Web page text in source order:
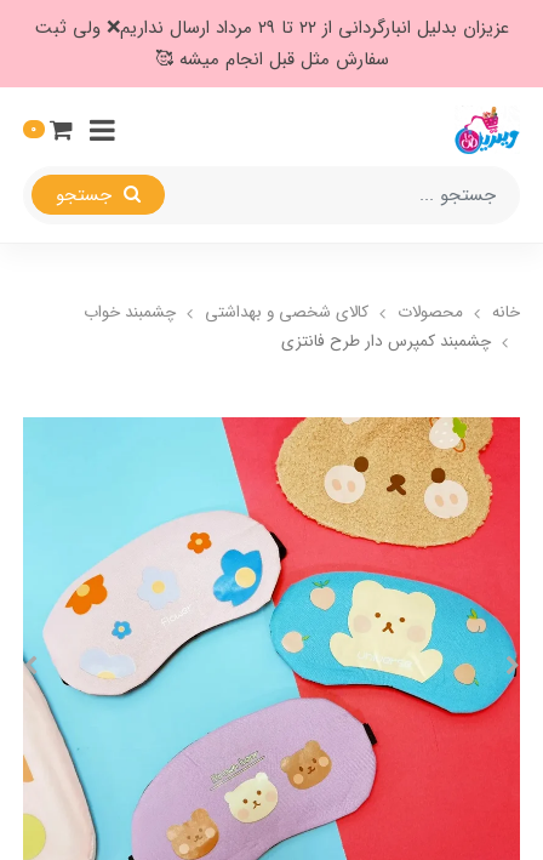
عزیزان بدلیل انبارگردانی از ۲۲ تا ۲۹ مرداد ارسال نداریم❌️ ولی ثبت
سفارش مثل قبل انجام میشه 🥰
0
خانه محصولات کالای شخصی و بهداشتی
چشمبند خواب
چشمبند کمپرس دار طرح فانتزی